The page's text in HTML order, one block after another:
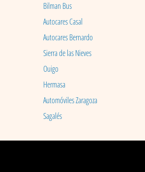
Bilman Bus
Autocares Casal
Autocares Bernardo
Sierra de las Nieves
Ouigo
Hermasa
Automóviles Zaragoza
Sagalés